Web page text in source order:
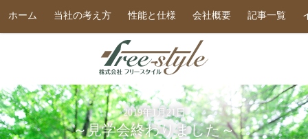
ホーム 当社の考え方 性能と仕様 会社概要 記事一覧
2019年1月21日
～見学会終わりました～